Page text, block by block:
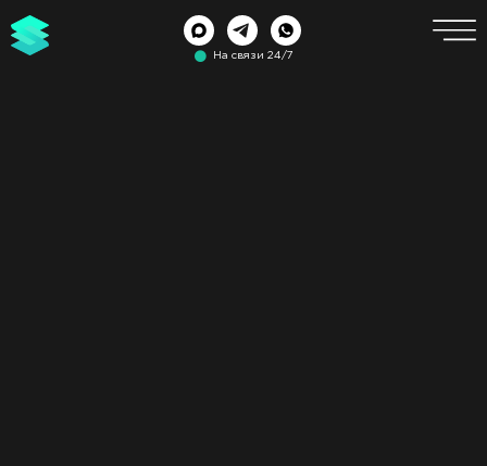
На связи 24/7